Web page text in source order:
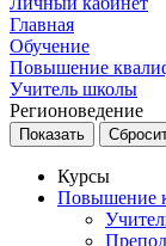
Главная
Обучение
Повышение
Учитель школы
Регионоведение
Курсы
Повышение